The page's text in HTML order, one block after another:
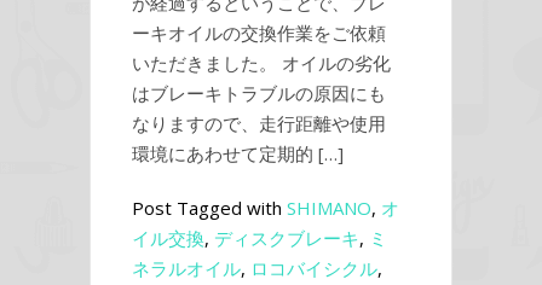
ーキオイルの交換作業をご依頼
いただきました。 オイルの劣化
はブレーキトラブルの原因にも
なりますので、走行距離や使用
環境にあわせて定期的 […]
Post Tagged with SHIMANO, オ
イル交換, ディスクブレーキ, ミ
ネラルオイル, ロコバイシクル,